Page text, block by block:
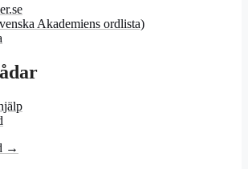
Akademiens ordlista)
→